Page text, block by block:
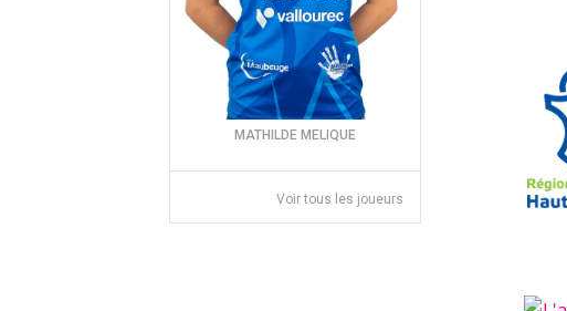
MATHILDE MELIQUE
Voir tous les joueurs